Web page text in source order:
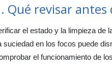
Qué revisar antes
el estado y la limpieza de
suciedad en los focos puede
el funcionamiento de